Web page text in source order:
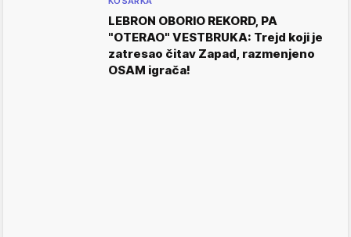
LEBRON OBORIO REKORD, PA
"OTERAO" VESTBRUKA: Trejd koji je
zatresao čitav Zapad, razmenjeno
OSAM igrača!